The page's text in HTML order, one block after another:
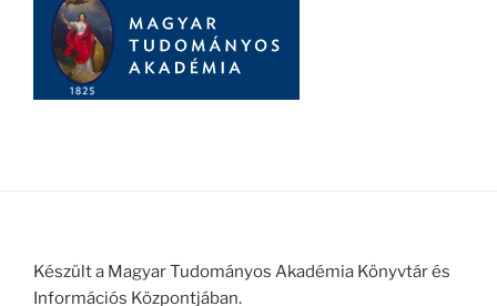
Készült a Magyar Tudományos Akadémia Könyvtár és
Információs Központjában.